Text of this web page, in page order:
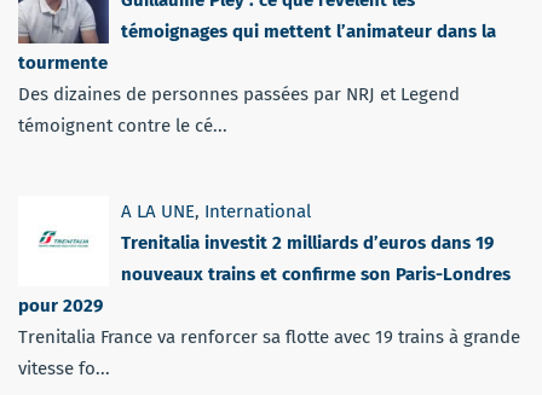
témoignages qui mettent l’animateur dans la
tourmente
Des dizaines de personnes passées par NRJ et Legend
témoignent contre le cé...
A LA UNE, International
Trenitalia investit 2 milliards d’euros dans 19
nouveaux trains et confirme son Paris-Londres
pour 2029
Trenitalia France va renforcer sa flotte avec 19 trains à grande
vitesse fo...